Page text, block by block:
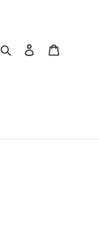
Zoeken Inloggen